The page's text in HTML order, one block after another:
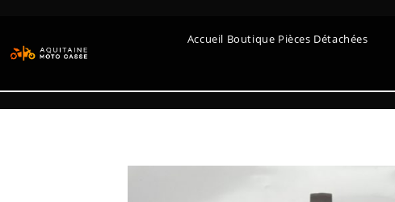
Accueil Boutique Pièces Détachées